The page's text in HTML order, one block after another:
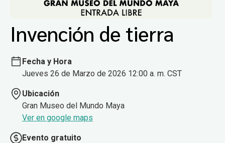
Invención de tierra
Fecha y Hora
Jueves 26 de Marzo de 2026 12:00 a. m. CST
Ubicación
Gran Museo del Mundo Maya
Ver en google maps
Evento gratuito